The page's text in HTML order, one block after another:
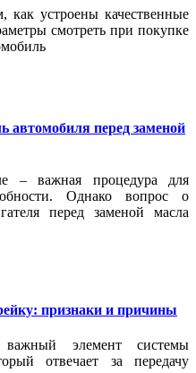
как устроены качественные
смотреть при покупке
автомобиля перед заменой
– важная процедура для
Однако вопрос о
перед заменой масла
признаки и причины
элемент системы
отвечает за передачу